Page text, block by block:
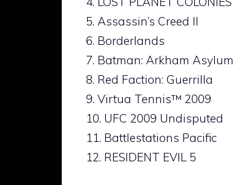
5. Assassin’s Creed II
6. Borderlands
7. Batman: Arkham Asylum
8. Red Faction: Guerrilla
9. Virtua Tennis™ 2009
10. UFC 2009 Undisputed
11. Battlestations Pacific
12. RESIDENT EVIL 5